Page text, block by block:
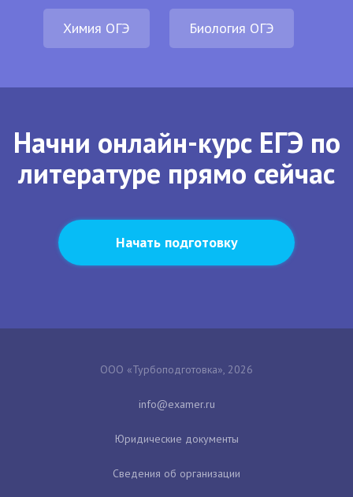
Химия ОГЭ Биология ОГЭ
Начни онлайн-курс ЕГЭ по
литературе прямо сейчас
Начать подготовку
ООО «Турбоподготовка», 2026
Юридические документы
Сведения об организации